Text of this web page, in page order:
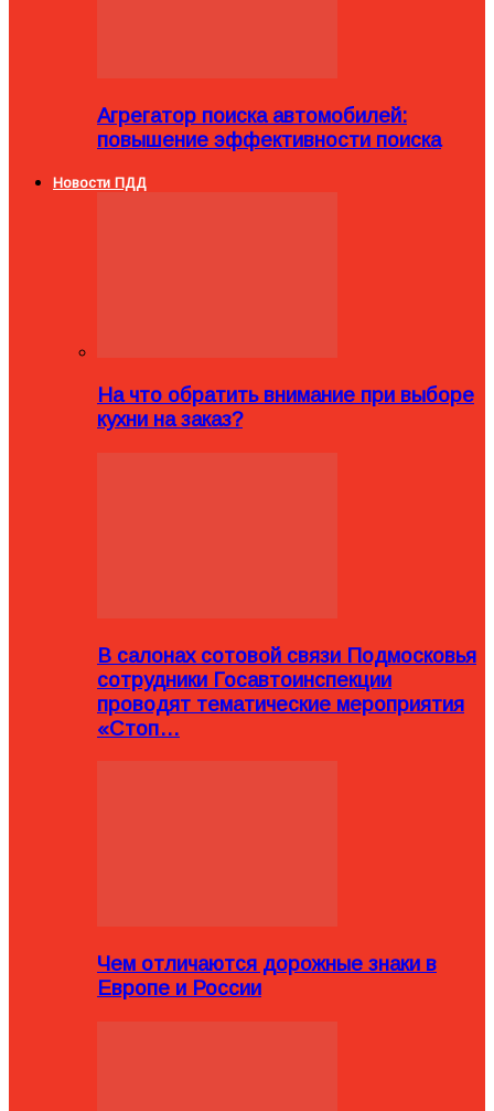
Агрегатор поиска автомобилей:
повышение эффективности поиска
Новости ПДД
На что обратить внимание при выборе
кухни на заказ?
В салонах сотовой связи Подмосковья
сотрудники Госавтоинспекции
проводят тематические мероприятия
«Стоп…
Чем отличаются дорожные знаки в
Европе и России